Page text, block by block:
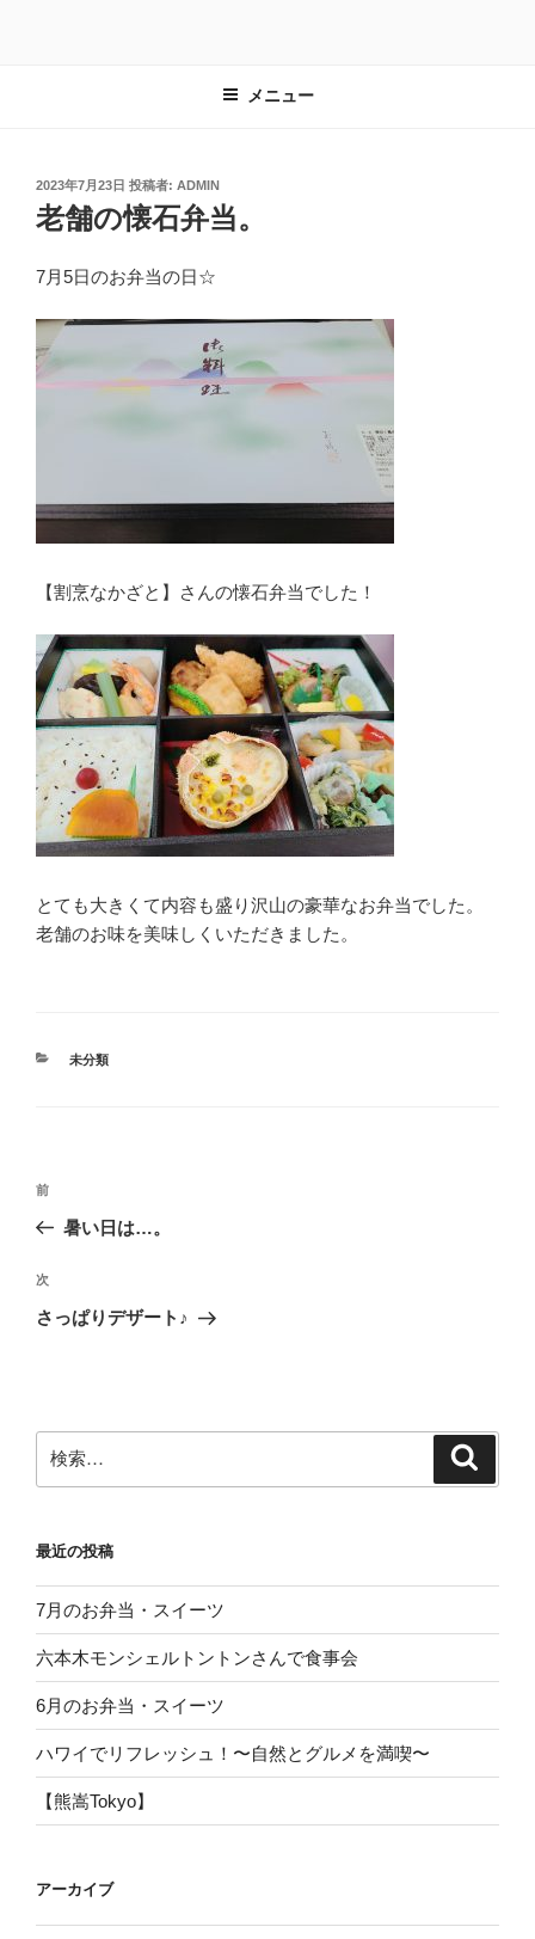
メニュー
投
稿
日:
2023年7月23日 投稿者: ADMIN
老舗の懐石弁当。
7月5日のお弁当の日☆
【割烹なかざと】さんの懐石弁当でした！
とても大きくて内容も盛り沢山の豪華なお弁当でした。
老舗のお味を美味しくいただきました。
カ
未分類
投
ビ
ゲ
ン
前
の
稿
前
暑い日は…。
次
の
次
さっぱりデザート♪︎
索:
最近の投稿
7月のお弁当・スイーツ
六本木モンシェルトントンさんで食事会
6月のお弁当・スイーツ
ハワイでリフレッシュ！〜自然とグルメを満喫〜
【熊嵩Tokyo】
アーカイブ